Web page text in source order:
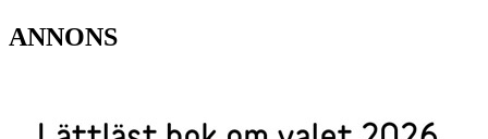
ANNONS